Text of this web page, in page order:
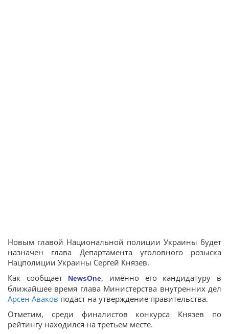
Новым главой Национальной полиции Украины будет
назначен глава Департамента уголовного розыска
Нацполиции Украины Сергей Князев.
Как сообщает
NewsOne, именно его кандидатуру в
ближайшее время глава Министерства внутренних дел
Арсен Аваков подаст на утверждение правительства.
Отметим, среди финалистов конкурса Князев по
рейтингу находился на третьем месте.